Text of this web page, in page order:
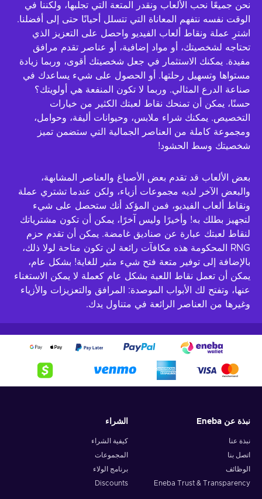
نحن جميعًا نحب الألعاب ونقدر المتعة التي تجلبها، ولكننا في
الوقت نفسه نتفهم المعاناة التي تتسلل أحيانًا حتى إلى أفضلنا.
اشترِ عملة ونقاط ألعاب الفيديو واحصل على التعزيز الذي
تحتاجه لشخصيتك، أو مواد إضافية، أو عناصر تقدم مرافق
مفيدة. يمكنك الاستثمار في جعل شخصيتك أقوى، وربما زيادة
مستواها وتسهيل رحلتها. أو الحصول على شيء يساعدك في
صناعة الدرع المثالي. وربما لا تكون المنفعة هي أولويتك؟
حسنًا، يمكن أن تمنحك نقاط لعبتك الكثير من خيارات
التخصيص. يمكنك شراء ملابس، وحيوانات أليفة، وحوامل،
ومجموعة كاملة من العناصر الجمالية التي ستضمن تميز
شخصيتك وسط الحشود!
بعض الألعاب قد تقدم بعض الأصباغ والعناصر المشابهة،
والبعض الآخر لديه مجموعات أزياء، ولكن عندما تشتري عملة
ونقاط ألعاب الفيديو، فمن المؤكد أنك ستحصل على شيء
لتجهيز بطلك به! وأخيرًا وليس آخرًا، يمكن أن تكون مشترياتك
لنقاط لعبتك عبارة عن صناديق غامضة. يمكن أن تقدم حزم
RNG المحكومة هذه مكافآت رائعة لن تكون متاحة لولا ذلك،
بالإضافة إلى توفير متعة فتح شيء مثير للغاية! بشكل عام،
يمكن أن تعمل نقاط اللعبة بشكل عام كعملة لا يمكن الاستغناء
عنها، وتفتح لك الأبواب الموصدة: المرافق والتعزيزات والأزياء
وغيرها من العناصر الرائعة في متناول يدك.
نبذة عن Eneba
نبذة عنا
اتصل بنا
الوظائف
Eneba Trust & Transparency
الشراء
كيفية الشراء
المجموعات
برنامج الولاء
Discounts